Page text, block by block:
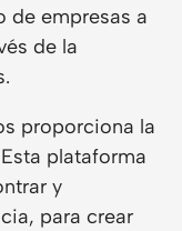
de empresas a
de la
proporciona la
plataforma
y
para crear